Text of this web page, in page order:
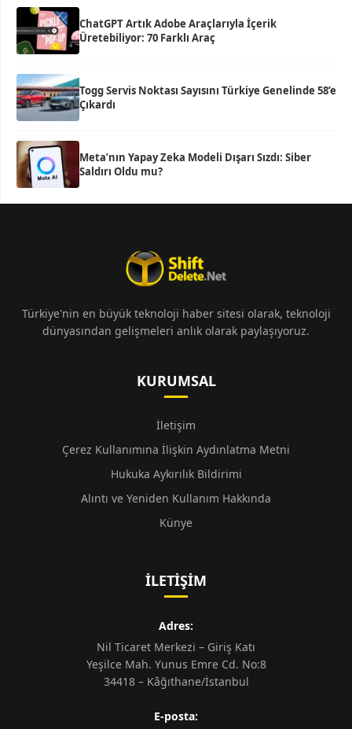
ChatGPT Artık Adobe Araçlarıyla İçerik
Üretebiliyor: 70 Farklı Araç
Togg Servis Noktası Sayısını Türkiye Genelinde 58’e
Çıkardı
Meta’nın Yapay Zeka Modeli Dışarı Sızdı: Siber
Saldırı Oldu mu?
Türkiye'nin en büyük teknoloji haber sitesi olarak, teknoloji
dünyasından gelişmeleri anlık olarak paylaşıyoruz.
KURUMSAL
İletişim
Çerez Kullanımına İlişkin Aydınlatma Metni
Hukuka Aykırılık Bildirimi
Alıntı ve Yeniden Kullanım Hakkında
Künye
İLETIŞIM
Adres:
Nil Ticaret Merkezi – Giriş Katı
Yeşilce Mah. Yunus Emre Cd. No:8
34418 – Kâğıthane/İstanbul
E-posta: